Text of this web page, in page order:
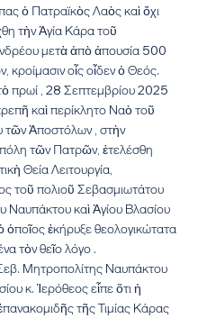
ὁ Πατραϊκὸς Λαὸς καὶ ὄχι
τὴν Ἁγία Κάρα τοῦ
μετὰ ἀπὸ ἀπουσία 500
κροίμασιν οἷς οἶδεν ὁ Θεός.
πρωί , 28 Σεπτεμβρίου 2025
καὶ περίκλητο Ναὸ τοῦ
τῶν Ἀποστόλων , στὴν
τῶν Πατρῶν, ἐτελέσθη
Θεία Λειτουργία,
τοῦ πολιοῦ Σεβασμιωτάτου
Ναυπάκτου καὶ Ἁγίου Βλασίου
ὁποῖος ἐκήρυξε θεολογικώτατα
τὸν θεῖο λόγο .
Μητροπολίτης Ναυπάκτου
κ. Ἱερόθεος εἶπε ὅτι ἡ
τῆς Τιμίας Κάρας